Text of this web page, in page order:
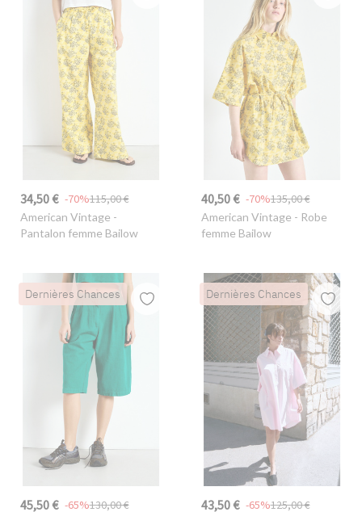
34,50 € 115,00 €
-70%
American Vintage -
Pantalon femme Bailow
40,50 € 135,00 €
-70%
American Vintage - Robe
femme Bailow
Dernières Chances
45,50 € 130,00 €
-65%
Dernières Chances
43,50 € 125,00 €
-65%